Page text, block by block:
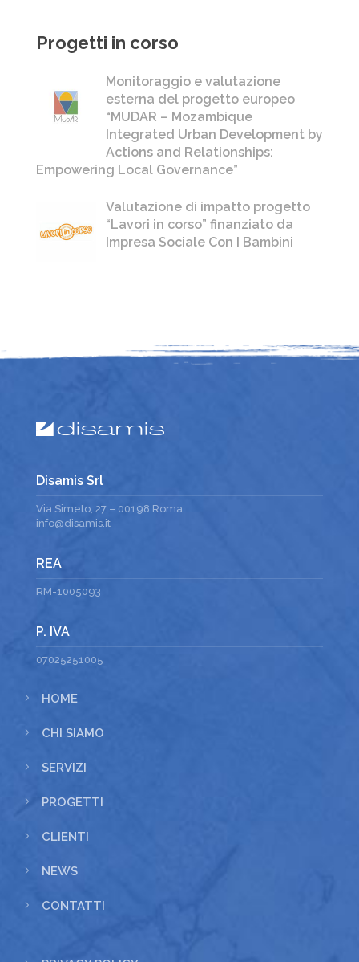
Progetti in corso
Monitoraggio e valutazione
esterna del progetto europeo
“MUDAR – Mozambique
Integrated Urban Development by
Actions and Relationships:
Empowering Local Governance”
Valutazione di impatto progetto
“Lavori in corso” finanziato da
Impresa Sociale Con I Bambini
Disamis Srl
Via Simeto, 27 – 00198 Roma
info@disamis.it
REA
RM-1005093
P. IVA
07025251005
5 HOME
5 CHI SIAMO
5 SERVIZI
5 PROGETTI
5 CLIENTI
5 NEWS
5 CONTATTI